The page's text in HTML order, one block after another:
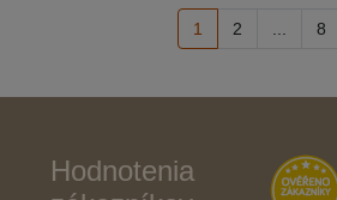
1 2 8
Hodnotenia